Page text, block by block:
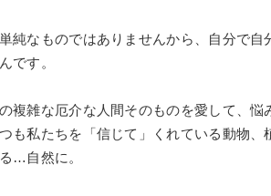
純なものではありませんから、自分で自
です。
複雑な厄介な人間そのものを愛して、悩
も私たちを「信じて」くれている動物、
…自然に。